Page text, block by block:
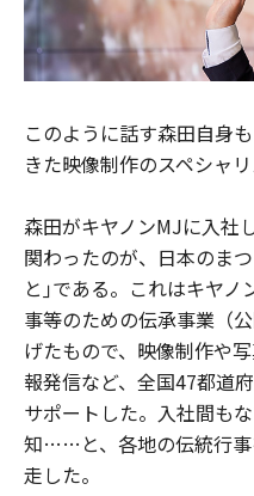
このように話す森田自身
きた映像制作のスペシャリ
森田がキヤノンMJに入社
関わったのが、日本のま
と｣である。これはキヤ
事等のための伝承事業（
げたもので、映像制作や
報発信など、全国47都道
サポートした。入社間も
知……と、各地の伝統行事
走した。